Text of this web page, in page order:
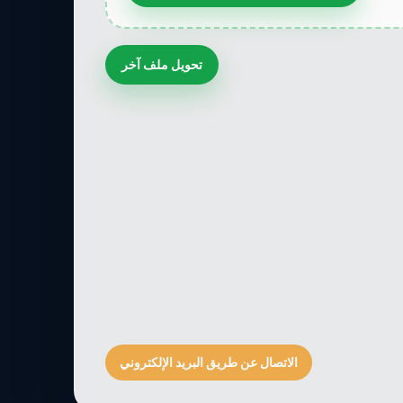
تحويل ملف آخر
الاتصال عن طريق البريد الإلكتروني